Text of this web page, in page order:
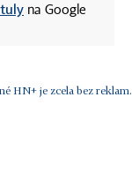
na Google
HN+ je zcela bez reklam.